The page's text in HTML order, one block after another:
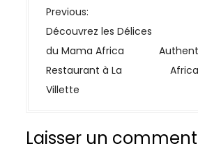
N
a
v
i
g
i
Previous:
Découvrez les Délices
du Mama Africa
Restaurant à La
Villette
Laisser un